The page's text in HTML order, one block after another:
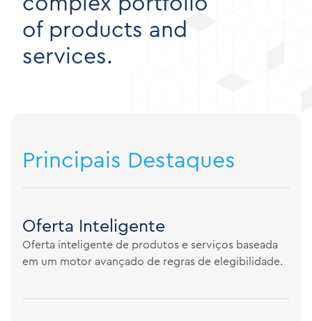
of products and
services.
Principais Destaques
Oferta Inteligente
Oferta inteligente de produtos e serviços baseada
em um motor avançado de regras de elegibilidade.